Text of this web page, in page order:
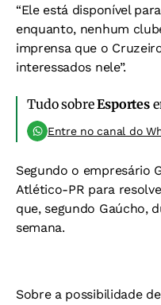
“Ele está disponível
enquanto, nenhum
imprensa que o
interessados nele”.
Tudo sobreEsportes
Entre no canal do
Segundo o empresário
Atlético-PR para
que, segundo Gaúcho,
semana.
Sobre a possibilidade